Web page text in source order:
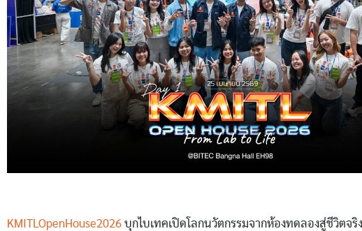
KMITLOpenHouse2026 บุกไบเทคเปิดโลกนวัตกรรมจากห้องทดลองสู่ชีวิตจริ